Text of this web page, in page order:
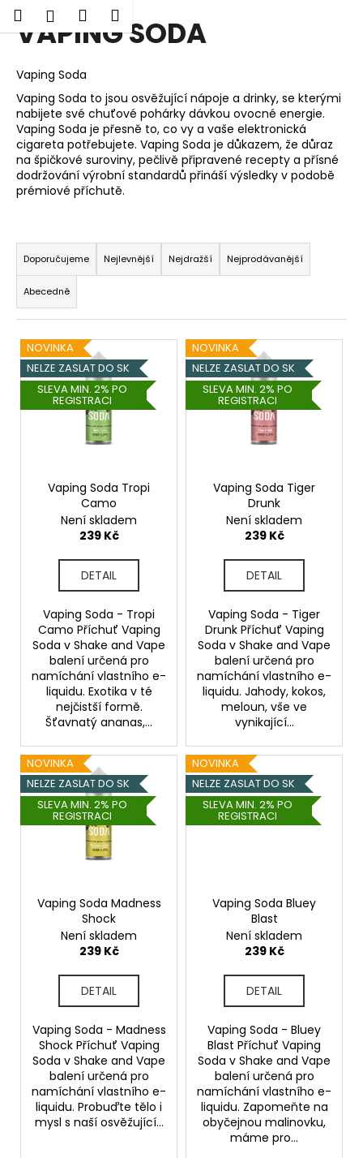
Přejít
HledatPřihlášení
Nákupní
košík
VAPING SODA
Vaping Soda
Vaping Soda to jsou osvěžující nápoje a drinky, se kterými
nabijete své chuťové pohárky dávkou ovocné energie.
Vaping Soda je přesně to, co vy a vaše elektronická
cigareta potřebujete. Vaping Soda je důkazem, že důraz
na špičkové suroviny, pečlivě připravené recepty a přísné
dodržování výrobní standardů přináší výsledky v podobě
prémiové příchutě.
Ř
a
z
e
n
í
p
r
o
Doporučujeme Nejlevnější Nejdražší Nejprodávanější
Abecedně
V
ý
p
i
NOVINKA
NELZE ZASLAT DO SK
SLEVA MIN. 2% PO
REGISTRACI
Vaping Soda Tropi
Camo
Není skladem
239 Kč
DETAIL
Vaping Soda - Tropi
Camo Příchuť Vaping
Soda v Shake and Vape
balení určená pro
namíchání vlastního e-
liquidu. Exotika v té
nejčistší formě.
Šťavnatý ananas,...
NOVINKA
NELZE ZASLAT DO SK
SLEVA MIN. 2% PO
REGISTRACI
Vaping Soda Tiger
Drunk
Není skladem
239 Kč
DETAIL
Vaping Soda - Tiger
Drunk Příchuť Vaping
Soda v Shake and Vape
balení určená pro
namíchání vlastního e-
liquidu. Jahody, kokos,
meloun, vše ve
vynikající...
NOVINKA
NELZE ZASLAT DO SK
SLEVA MIN. 2% PO
REGISTRACI
Vaping Soda Madness
Shock
Není skladem
239 Kč
DETAIL
Vaping Soda - Madness
Shock Příchuť Vaping
Soda v Shake and Vape
balení určená pro
namíchání vlastního e-
liquidu. Probuďte tělo i
mysl s naší osvěžující...
NOVINKA
NELZE ZASLAT DO SK
SLEVA MIN. 2% PO
REGISTRACI
Vaping Soda Bluey
Blast
Není skladem
239 Kč
DETAIL
Vaping Soda - Bluey
Blast Příchuť Vaping
Soda v Shake and Vape
balení určená pro
namíchání vlastního e-
liquidu. Zapomeňte na
obyčejnou malinovku,
máme pro...
o Zpět
Zpět
C
o
p
o
t
ř
b
u
j
e
t
e
n
a
j
u
m
PINEAPPLE
10ML